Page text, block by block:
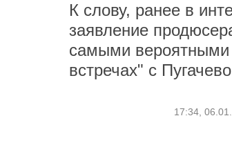
К слову, ранее в
заявление
самыми вероятными
встречах" с
17:34,